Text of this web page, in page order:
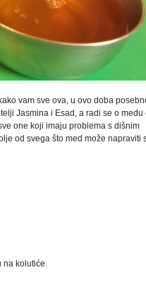
vam sve ova, u ovo doba
Jasmina i Esad, a radi se o medu
one koji imaju problema s dišnim
od svega što med može napraviti
na kolutiće.